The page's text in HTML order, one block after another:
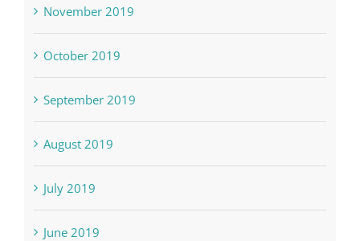
November 2019
October 2019
September 2019
August 2019
July 2019
June 2019